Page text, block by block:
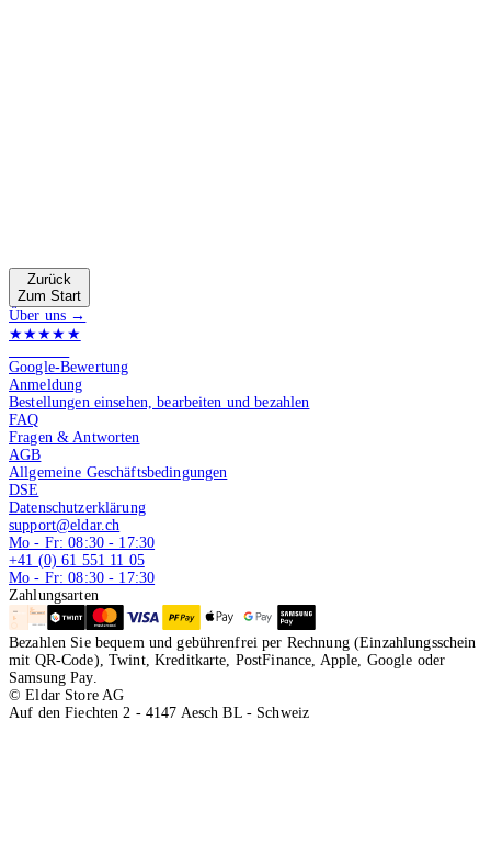
Zurück
Zum Start
Über uns →
★★★★★
Google-Bewertung
Anmeldung
Bestellungen einsehen, bearbeiten und bezahlen
FAQ
Fragen & Antworten
AGB
Allgemeine Geschäftsbedingungen
DSE
Datenschutzerklärung
support@eldar.ch
Mo - Fr: 08:30 - 17:30
+41 (0) 61 551 11 05
Mo - Fr: 08:30 - 17:30
Zahlungsarten
Bezahlen Sie bequem und gebührenfrei per Rechnung (Einzahlungsschein
mit QR-Code), Twint, Kreditkarte, PostFinance, Apple, Google oder
Samsung Pay.
© Eldar Store AG
Auf den Fiechten 2 - 4147 Aesch BL - Schweiz